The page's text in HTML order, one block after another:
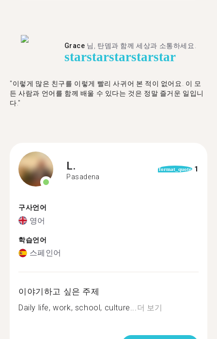
Grace 님, 탄뎀과 함께 세상과 소통하세요.
starstarstarstarstar
"이렇게 많은 친구를 이렇게 빨리 사귀어 본 적이 없어요. 이 모
든 사람과 언어를 함께 배울 수 있다는 것은 정말 즐거운 일입니
다."
L.
Pasadena
format_quote 1
구사언어
영어
학습언어
스페인어
이야기하고 싶은 주제
Daily life, work, school, culture...더 보기